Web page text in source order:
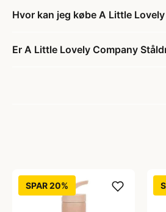
Hvor kan jeg købe A Little
Er A Little Lovely Company
SPAR 20%